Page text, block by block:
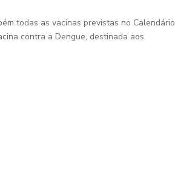
todas as vacinas previstas no Calendário
contra a Dengue, destinada aos